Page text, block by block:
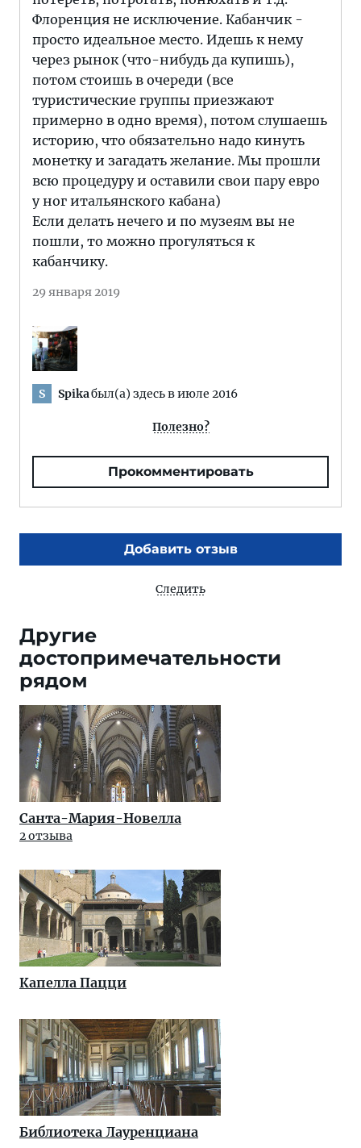
Флоренция не исключение. Кабанчик -
просто идеальное место. Идешь к нему
через рынок (что-нибудь да купишь),
потом стоишь в очереди (все
туристические группы приезжают
примерно в одно время), потом слушаешь
историю, что обязательно надо кинуть
монетку и загадать желание. Мы прошли
всю процедуру и оставили свои пару евро
у ног итальянского кабана)
Если делать нечего и по музеям вы не
пошли, то можно прогуляться к
кабанчику.
29 января 2019
S Spikaбыл(а) здесь в июле 2016
Полезно?
Прокомментировать
Добавить отзыв
Следить
Другие
достопримечательности
рядом
Санта-Мария-Новелла
2 отзыва
Капелла Пацци
Библиотека Лауренциана